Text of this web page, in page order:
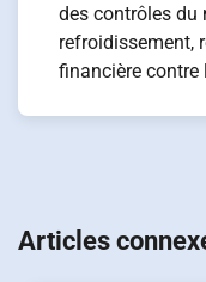
des contrôles du
refroidissement,
financière contre
de
Articles